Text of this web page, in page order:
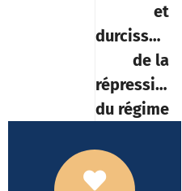
et
de la
répression
du régime